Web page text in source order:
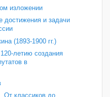
изложении
достижения и задачи
(1893-1900 гг.)
создания
в